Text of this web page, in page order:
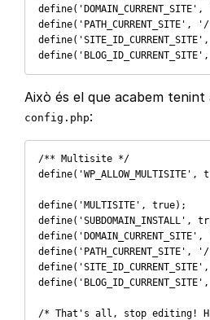
Això és el que acabem
config.php:
/** Multisite */
define('WP_ALLOW_MULTISITE',
define('MULTISITE', true);
define('SUBDOMAIN_INSTALL',
/* That's all, stop editing!